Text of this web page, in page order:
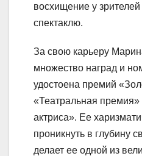
восхищение у зрителей
спектаклю.
За свою карьеру
множество наград и
удостоена премий
«Театральная
актриса». Ее
проникнуть в глубину
делает ее одной из